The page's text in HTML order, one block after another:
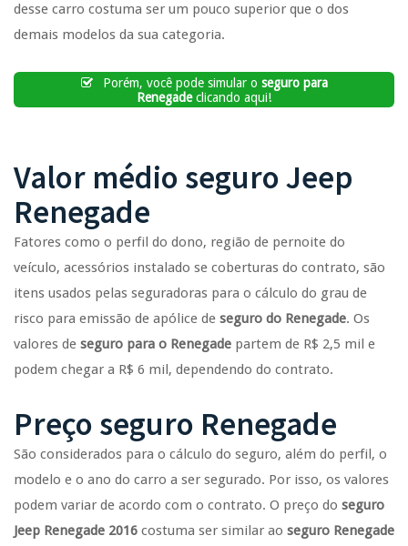
desse carro costuma ser um pouco superior que o dos
demais modelos da sua categoria.
Porém, você pode simular o seguro para
Renegadeclicando aqui!
Valor médio seguro Jeep
Renegade
Fatores como o perfil do dono, região de pernoite do
veículo, acessórios instalado se coberturas do contrato, são
itens usados pelas seguradoras para o cálculo do grau de
risco para emissão de apólice de seguro do Renegade. Os
valores de seguro para o Renegade partem de R$ 2,5 mil e
podem chegar a R$ 6 mil, dependendo do contrato.
Preço seguro Renegade
São considerados para o cálculo do seguro, além do perfil, o
modelo e o ano do carro a ser segurado. Por isso, os valores
podem variar de acordo com o contrato. O preço do seguro
Jeep Renegade 2016 costuma ser similar ao seguro Renegade